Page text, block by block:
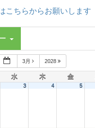
こちらからお願いします
3月 2028
水 木 金
3 4 5